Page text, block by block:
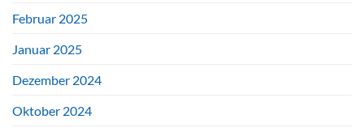
Februar 2025
Januar 2025
Dezember 2024
Oktober 2024